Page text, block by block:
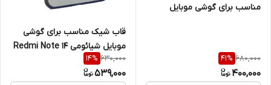
مناسب برای گوشی موبایل
680,000
41%
400,000
قاب شیک مناسب برای گوشی
موبایل شیائومی Redmi Note 14
Pro 4G
630,000
14%
539,000